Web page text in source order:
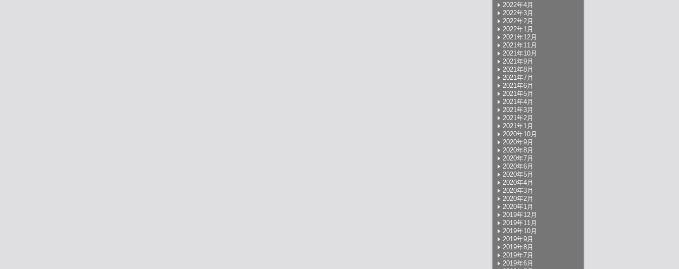
2022年4月
2022年3月
2022年2月
2022年1月
2021年12月
2021年11月
2021年10月
2021年9月
2021年8月
2021年7月
2021年6月
2021年5月
2021年4月
2021年3月
2021年2月
2021年1月
2020年10月
2020年9月
2020年8月
2020年7月
2020年6月
2020年5月
2020年4月
2020年3月
2020年2月
2020年1月
2019年12月
2019年11月
2019年10月
2019年9月
2019年8月
2019年7月
2019年6月